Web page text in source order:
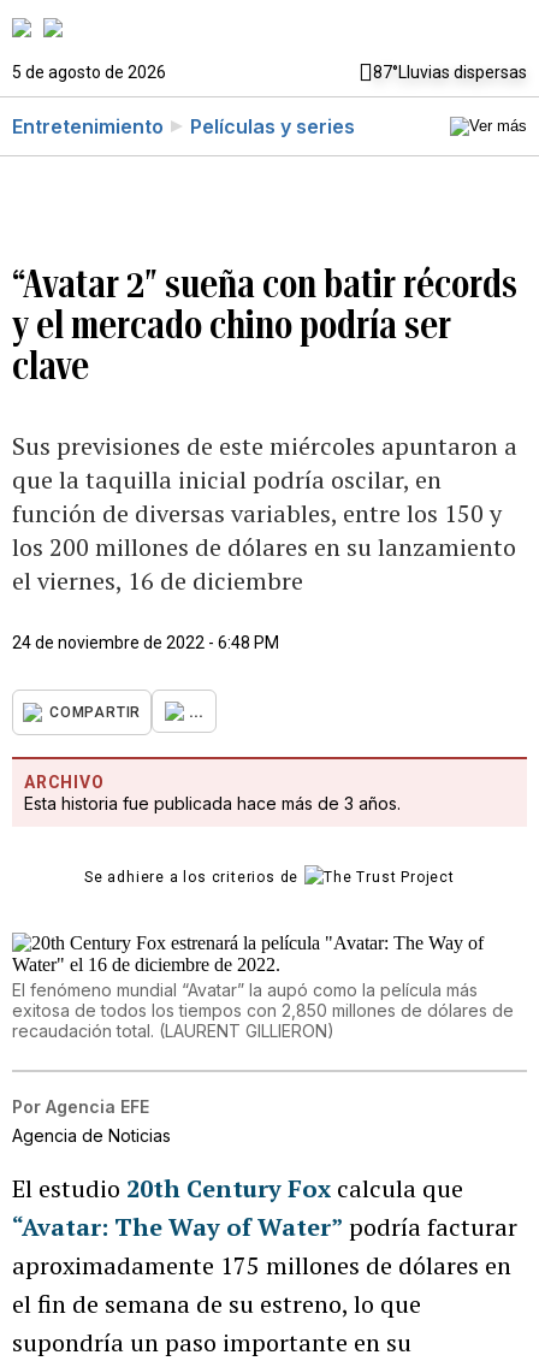
5 de agosto de 2026 87°Lluvias dispersas
Entretenimiento Películas y series
“Avatar 2″ sueña con batir récords
y el mercado chino podría ser
clave
Sus previsiones de este miércoles apuntaron a
que la taquilla inicial podría oscilar, en
función de diversas variables, entre los 150 y
los 200 millones de dólares en su lanzamiento
el viernes, 16 de diciembre
24 de noviembre de 2022 - 6:48 PM
COMPARTIR ...
ARCHIVO
Esta historia fue publicada hace más de 3 años.
Se adhiere a los criterios de
El fenómeno mundial “Avatar” la aupó como la película más
exitosa de todos los tiempos con 2,850 millones de dólares de
recaudación total. (LAURENT GILLIERON)
Por Agencia EFE
Agencia de Noticias
El estudio 20th Century Fox calcula que
“Avatar: The Way of Water” podría facturar
aproximadamente 175 millones de dólares en
el fin de semana de su estreno, lo que
supondría un paso importante en su